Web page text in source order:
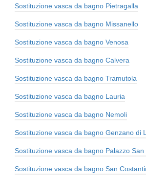
Sostituzione vasca da bagno Pietragalla
Sostituzione vasca da bagno Missanello
Sostituzione vasca da bagno Venosa
Sostituzione vasca da bagno Calvera
Sostituzione vasca da bagno Tramutola
Sostituzione vasca da bagno Lauria
Sostituzione vasca da bagno Nemoli
Sostituzione vasca da bagno Genzano di
Sostituzione vasca da bagno Palazzo San
Sostituzione vasca da bagno San